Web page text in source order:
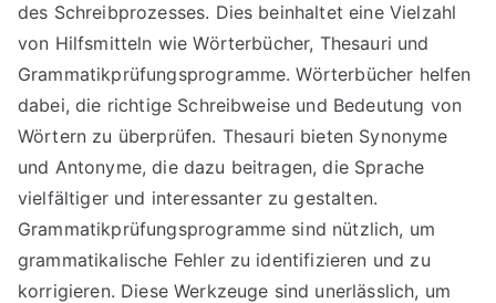
des Schreibprozesses. Dies beinhaltet eine Vielzahl
von Hilfsmitteln wie Wörterbücher, Thesauri und
Grammatikprüfungsprogramme. Wörterbücher helfen
dabei, die richtige Schreibweise und Bedeutung von
Wörtern zu überprüfen. Thesauri bieten Synonyme
und Antonyme, die dazu beitragen, die Sprache
vielfältiger und interessanter zu gestalten.
Grammatikprüfungsprogramme sind nützlich, um
grammatikalische Fehler zu identifizieren und zu
korrigieren. Diese Werkzeuge sind unerlässlich, um